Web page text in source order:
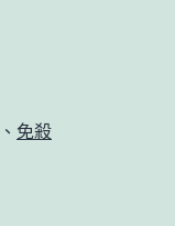
Payload
、 免殺